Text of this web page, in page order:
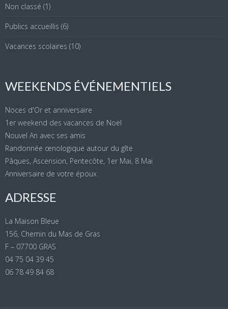
Non classé (1)
Publics accueillis (6)
Vacances scolaires (10)
WEEKENDS ÉVÉNEMENTIELS
Noces d'Or et anniversaire
1er weekend des vacances de Noël
Nouvel An avec ses amis
Randonnée œnologique autour du gîte
Pâques, Ascension, Pentecôte, 1er Mai, 8 Mai
Anniversaire de votre époux
ADRESSE
La Maison Bleue
156, Chemin du Mas de Gras
F – 07700 GRAS
04 75 04 39 45
06 78 49 84 68